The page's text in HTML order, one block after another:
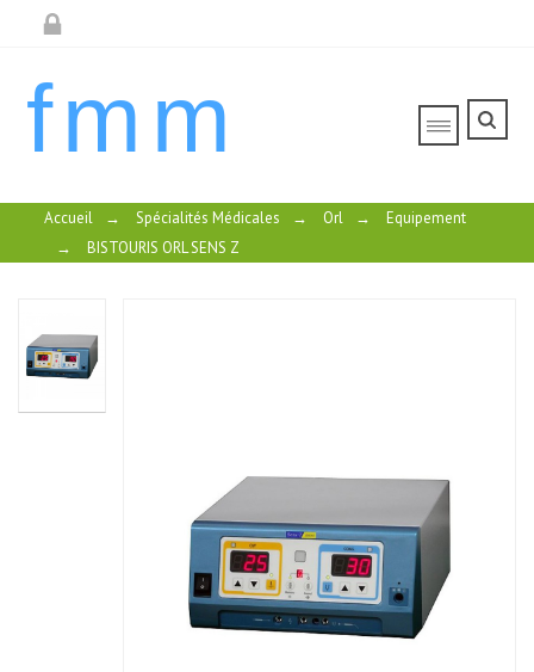
fmm
Accueil → Spécialités Médicales → Orl →
Equipement
→
BISTOURIS ORL SENS Z